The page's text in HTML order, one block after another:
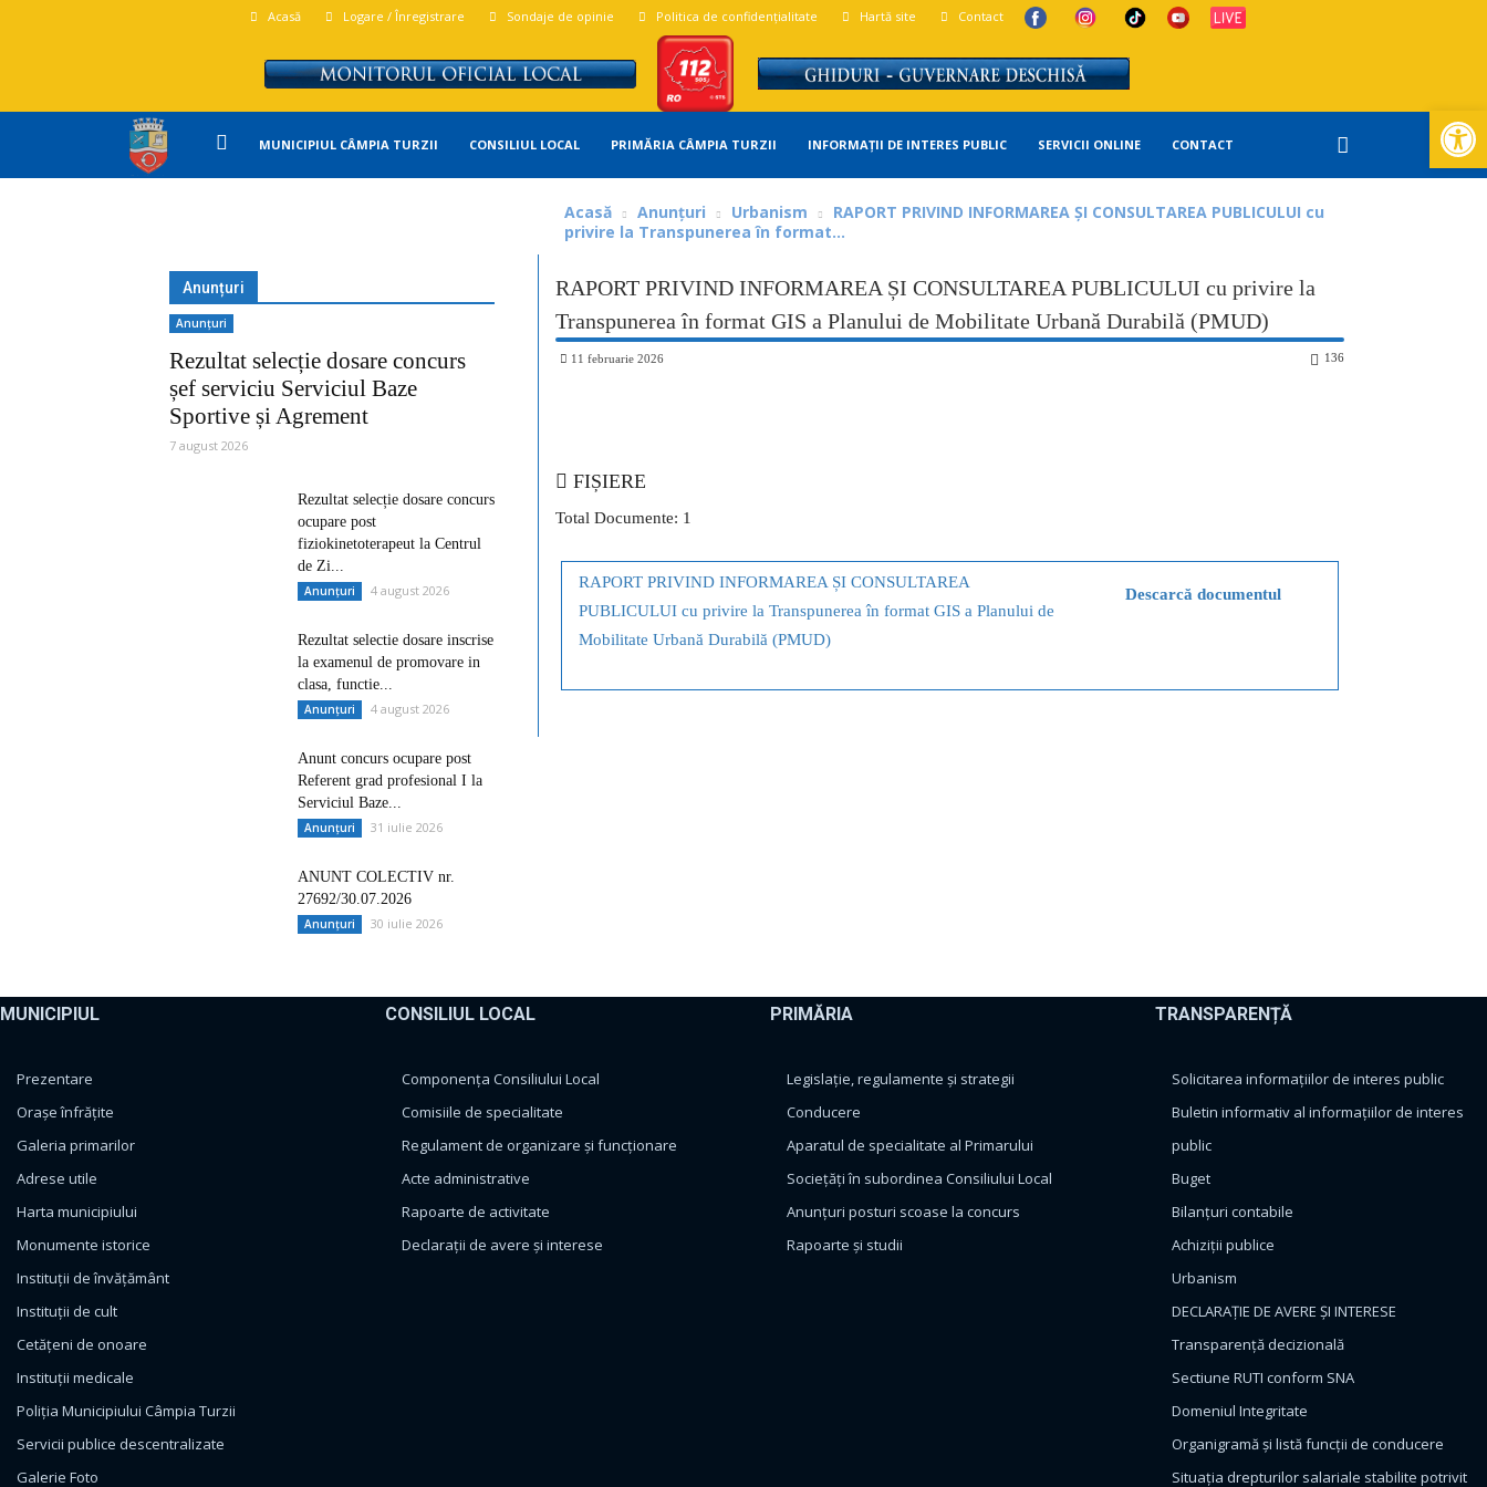
Acasă Logare / Înregistrare Sondaje de opinie Politica de confidențialitate Hartă site Contact
Primăria
Turzii
MUNICIPIUL CÂMPIA TURZII CONSILIUL LOCAL PRIMĂRIA CÂMPIA TURZII INFORMAȚII DE INTERES PUBLIC SERVICII ONLINE CONTACT
Acasă Anunțuri Urbanism
RAPORT PRIVIND INFORMAREA ȘI CONSULTAREA PUBLICULUI cu
privire la Transpunerea în format...
RAPORT PRIVIND INFORMAREA ȘI CONSULTAREA PUBLICULUI cu privire la
Transpunerea în format GIS a Planului de Mobilitate Urbană Durabilă (PMUD)
11 februarie 2026 136
FIȘIERE
Total Documente: 1
RAPORT PRIVIND INFORMAREA ȘI CONSULTAREA
PUBLICULUI cu privire la Transpunerea în format GIS a Planului de
Mobilitate Urbană Durabilă (PMUD)
Descarcă documentul
Anunțuri
Anunțuri
Rezultat selecție dosare concurs
șef serviciu Serviciul Baze
Sportive și Agrement
7 august 2026
Rezultat selecție dosare concurs
ocupare post
fiziokinetoterapeut la Centrul
de Zi...
Anunțuri 4 august 2026
Rezultat selectie dosare inscrise
la examenul de promovare in
clasa, functie...
Anunțuri 4 august 2026
Anunt concurs ocupare post
Referent grad profesional I la
Serviciul Baze...
Anunțuri 31 iulie 2026
ANUNT COLECTIV nr.
27692/30.07.2026
Anunțuri 30 iulie 2026
MUNICIPIUL
Prezentare
Orașe înfrățite
Galeria primarilor
Adrese utile
Harta municipiului
Monumente istorice
Instituții de învățământ
Instituții de cult
Cetățeni de onoare
Instituții medicale
Poliția Municipiului Câmpia Turzii
Servicii publice descentralizate
Galerie Foto
CONSILIUL LOCAL
Componența Consiliului Local
Comisiile de specialitate
Regulament de organizare și funcționare
Acte administrative
Rapoarte de activitate
Declarații de avere și interese
PRIMĂRIA
Legislație, regulamente și strategii
Conducere
Aparatul de specialitate al Primarului
Sociețăți în subordinea Consiliului Local
Anunțuri posturi scoase la concurs
Rapoarte și studii
TRANSPARENȚĂ
Solicitarea informațiilor de interes public
Buletin informativ al informațiilor de interes
public
Buget
Bilanțuri contabile
Achiziții publice
Urbanism
DECLARAȚIE DE AVERE ȘI INTERESE
Transparență decizională
Sectiune RUTI conform SNA
Domeniul Integritate
Organigramă și listă funcții de conducere
Situația drepturilor salariale stabilite potrivit